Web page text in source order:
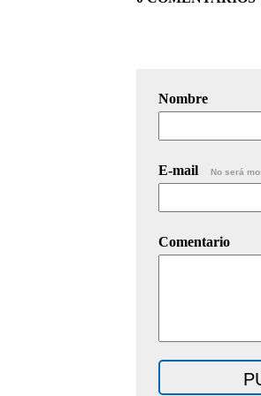
Nombre
E-mail No será
Comentario